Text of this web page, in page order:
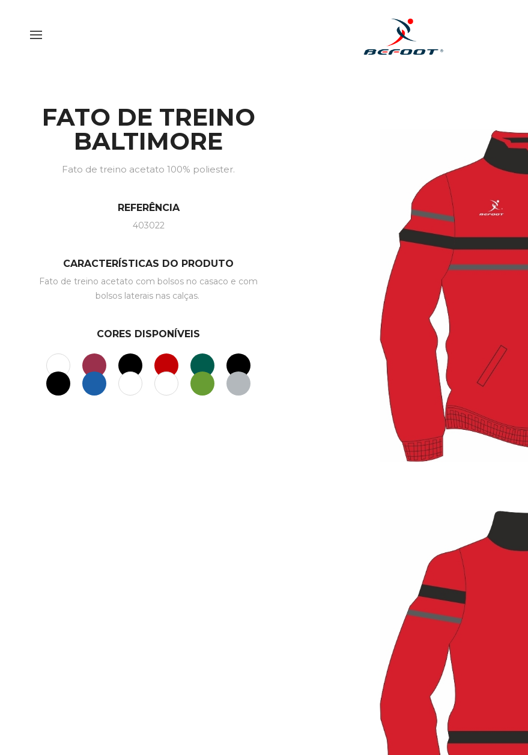
FATO DE TREINO
BALTIMORE
Fato de treino acetato 100% poliester.
REFERÊNCIA
403022
CARACTERÍSTICAS DO PRODUTO
Fato de treino acetato com bolsos no casaco e com
bolsos laterais nas calças.
CORES DISPONÍVEIS